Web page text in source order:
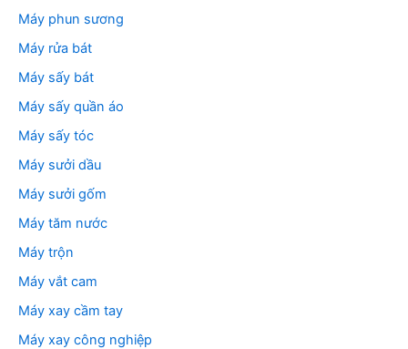
Máy phun sương
Máy rửa bát
Máy sấy bát
Máy sấy quần áo
Máy sấy tóc
Máy sưởi dầu
Máy sưởi gốm
Máy tăm nước
Máy trộn
Máy vắt cam
Máy xay cầm tay
Máy xay công nghiệp